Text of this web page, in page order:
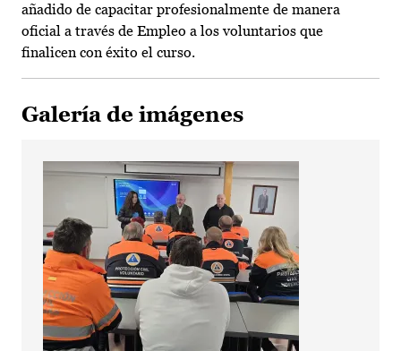
añadido de capacitar profesionalmente de manera
oficial a través de Empleo a los voluntarios que
finalicen con éxito el curso.
Galería de imágenes